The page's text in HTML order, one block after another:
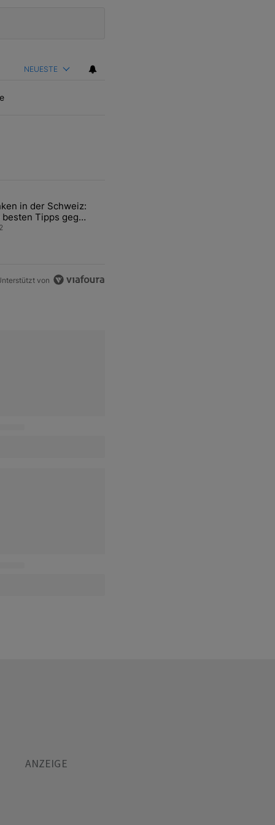
NEUESTE
Artikel der letzten 7 days.
Verkauf von WM-Anteilen" mit 2 kommentare.
mit dem Titel "Tanken in der Schweiz: Die besten Tipps gegen
in der Schweiz:
besten Tipps gegen
Sprit
2
von